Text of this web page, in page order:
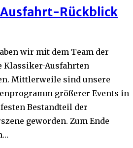
Rückblick
wir mit dem Team der
Klassiker-Ausfahrten
Mittlerweile sind unsere
größerer Events in
Bestandteil der
geworden. Zum Ende